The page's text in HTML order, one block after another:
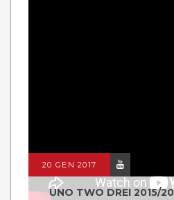
20 GEN 2017